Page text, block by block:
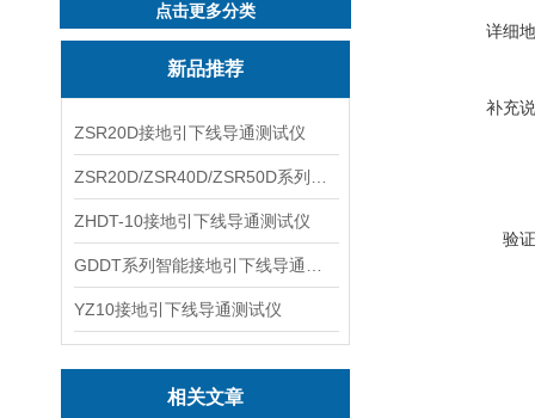
点击更多分类
新品推荐
ZSR20D接地引下线导通测试仪
ZHDT-10接地引下线导通测试仪
YZ10接地引下线导通测试仪
相关文章
详细
补充
验